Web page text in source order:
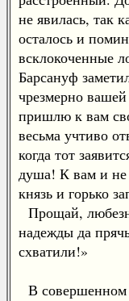
не явилась, так
осталось и
всклокоченные
Барсануф
чрезмерно
пришлю к вам
весьма учтиво
когда тот
душа! К вам и
князь и горько
Прощай,
надежды да
схватили!»
В совершенном